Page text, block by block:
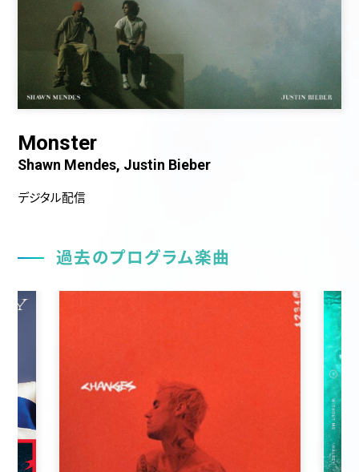
Monster
Shawn Mendes, Justin Bieber
デジタル配信
過去のプログラム楽曲